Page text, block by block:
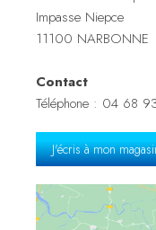
Impasse Niepce
11100 NARBONNE
Contact
Téléphone : 04 68
J'écris à mon